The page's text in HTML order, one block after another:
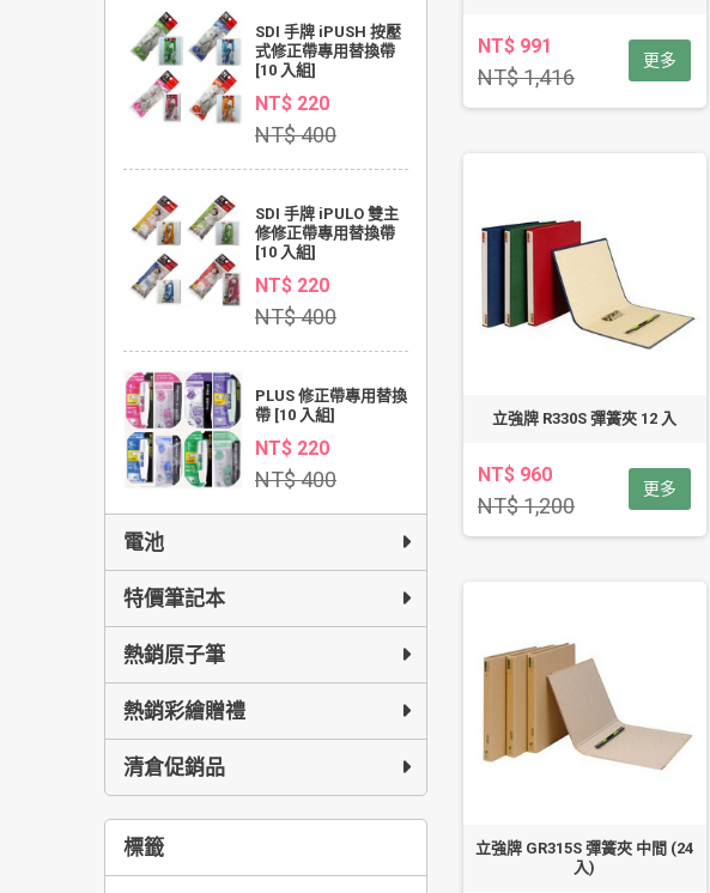
SDI 手牌 iPUSH 按壓
式修正帶專用替換帶
[10 入組]
NT$ 220
NT$ 400
SDI 手牌 iPULO 雙主
修修正帶專用替換帶
[10 入組]
NT$ 220
NT$ 400
PLUS 修正帶專用替換
帶 [10 入組]
NT$ 220
NT$ 400
電池
特價筆記本
熱銷原子筆
熱銷彩繪贈禮
清倉促銷品
標籤
NT$ 991
NT$ 1,416
更多
立強牌 R330S 彈簧夾 12 入
NT$ 960
NT$ 1,200
更多
立強牌 GR315S 彈簧夾 中間 (24
入)